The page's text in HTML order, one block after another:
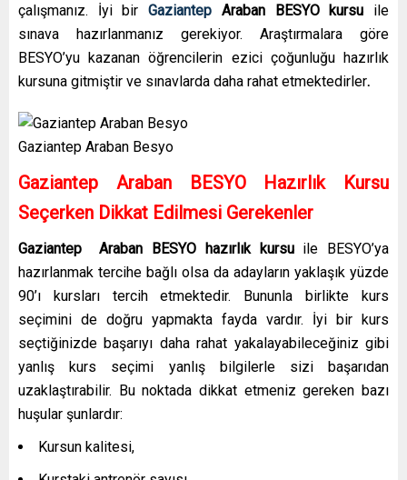
çalışmanız. İyi birGaziantep Araban BESYO kursu ile
sınava hazırlanmanız gerekiyor. Araştırmalara göre
BESYO’yu kazanan öğrencilerin ezici çoğunluğu hazırlık
kursuna gitmiştir ve sınavlarda daha rahat etmektedirler.
Gaziantep Araban Besyo
Gaziantep Araban
BESYO Hazırlık Kursu
Seçerken Dikkat Edilmesi Gerekenler
Gaziantep Araban BESYO hazırlık kursu ile BESYO’ya
hazırlanmak tercihe bağlı olsa da adayların yaklaşık yüzde
90’ı kursları tercih etmektedir. Bununla birlikte kurs
seçimini de doğru yapmakta fayda vardır. İyi bir kurs
seçtiğinizde başarıyı daha rahat yakalayabileceğiniz gibi
yanlış kurs seçimi yanlış bilgilerle sizi başarıdan
uzaklaştırabilir. Bu noktada dikkat etmeniz gereken bazı
huşular şunlardır:
Kursun kalitesi,